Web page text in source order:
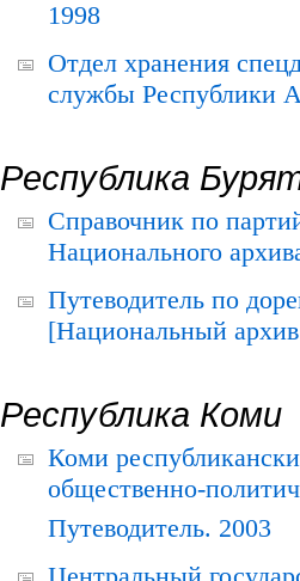
1998
Отдел хранения
службы Республики
Республика
Справочник по
Национального
Путеводитель по
[Национальный
Республика Коми
Коми
общественно-
Путеводитель. 2003